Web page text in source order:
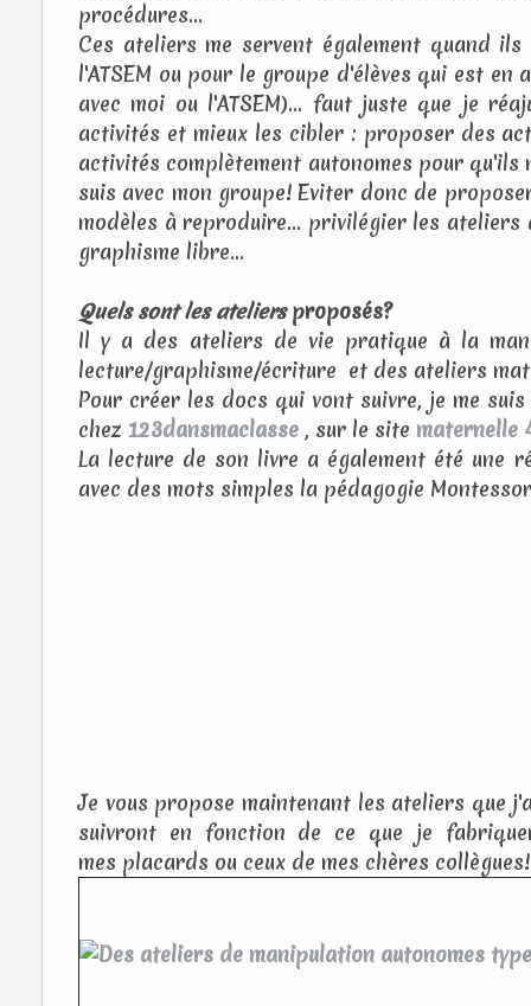
procédures...
Ces ateliers me servent également quand
l'ATSEM ou pour le groupe d'élèves qui est
avec moi ou l'ATSEM)... faut juste que je
activités et mieux les cibler : proposer des
activités complètement autonomes pour
suis avec mon groupe! Eviter donc de
modèles à reproduire... privilégier les ateliers
graphisme libre...
Quels sont les ateliersproposés?
Il y a des ateliers de vie pratique à la
lecture/graphisme/écriture et des ateliers
Pour créer les docs qui vont suivre, je me
chez 123dansmaclasse , sur le site maternelle
La lecture de son livre a également été
avec des mots simples la pédagogie
Je vous propose maintenant les ateliers que
suivront en fonction de ce que je
mes placards ou ceux de mes chères